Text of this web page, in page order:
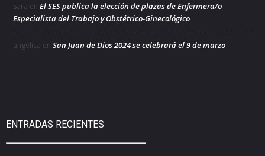
Sara en El SES publica la elección de plazas de Enfermera/o
Especialista del Trabajo y Obstétrico-Ginecológico
angélica en San Juan de Dios 2024 se celebrará el 9 de marzo
ENTRADAS RECIENTES